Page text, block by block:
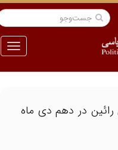
منو
در دهم دی ماه